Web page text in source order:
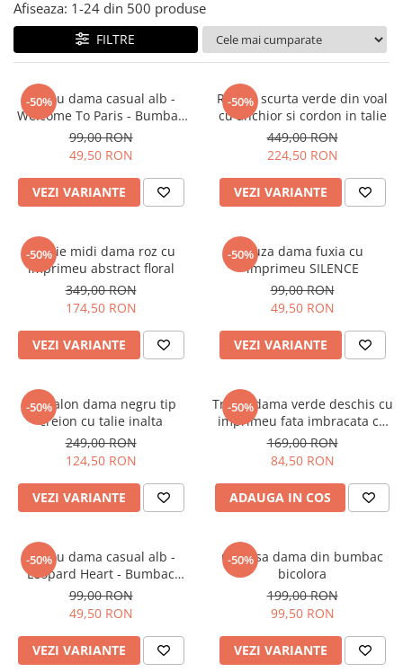
Tricouri si topuri
Rochii de eveniment
Afiseaza: 1-24 din 500 produse
FILTRE
-50%
Tricou dama casual alb -
Welcome To Paris - Bumbac
Organic
99,00 RON
49,50 RON
VEZI VARIANTE
-50%
Rochie scurta verde din voal
cu anchior si cordon in talie
449,00 RON
224,50 RON
VEZI VARIANTE
-50%
Rochie midi dama roz cu
imprimeu abstract floral
349,00 RON
174,50 RON
VEZI VARIANTE
-50%Bluza dama fuxia cu
imprimeu SILENCE
99,00 RON
49,50 RON
VEZI VARIANTE
-50%
Pantalon dama negru tip
creion cu talie inalta
249,00 RON
124,50 RON
VEZI VARIANTE
-50%
Tricou dama verde deschis cu
imprimeu fata imbracata cu
alb si inghetata in mana
169,00 RON
84,50 RON
ADAUGA IN COS
-50%
Tricou dama casual alb -
Leopard Heart - Bumbac
Organic
99,00 RON
49,50 RON
VEZI VARIANTE
-50%
Camasa dama din bumbac
bicolora
199,00 RON
99,50 RON
VEZI VARIANTE